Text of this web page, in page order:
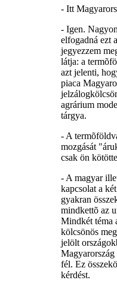
- Itt
- Igen.
elfogadná ezt
jegyezzem
látja: a
azt jelenti,
piaca
agrárium
tárgya.
- A
mozgását
csak ön
- A magyar
kapcsolat a
gyakran
mindkettõ az
Mindkét téma
kölcsönös
jelölt
fél. Ez
kérdést.